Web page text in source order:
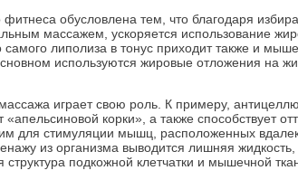
обусловлена тем, что благодаря
массажем, ускоряется использование
липолиза в тонус приходит также и
используются жировые отложения на
играет свою роль. К примеру,
корки», а также способствует
для стимуляции мышц, расположенных
из организма выводится лишняя жидкость,
структура подкожной клетчатки и мышечной